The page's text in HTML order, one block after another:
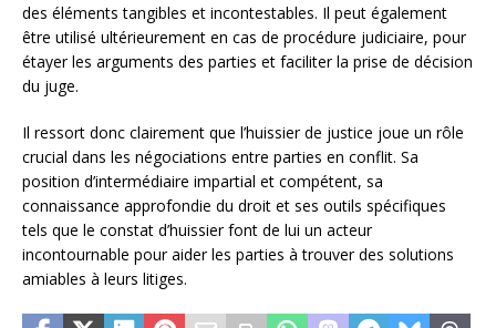
des éléments tangibles et incontestables. Il peut également
être utilisé ultérieurement en cas de procédure judiciaire, pour
étayer les arguments des parties et faciliter la prise de décision
du juge.
Il ressort donc clairement que l’huissier de justice joue un rôle
crucial dans les négociations entre parties en conflit. Sa
position d’intermédiaire impartial et compétent, sa
connaissance approfondie du droit et ses outils spécifiques
tels que le constat d’huissier font de lui un acteur
incontournable pour aider les parties à trouver des solutions
amiables à leurs litiges.